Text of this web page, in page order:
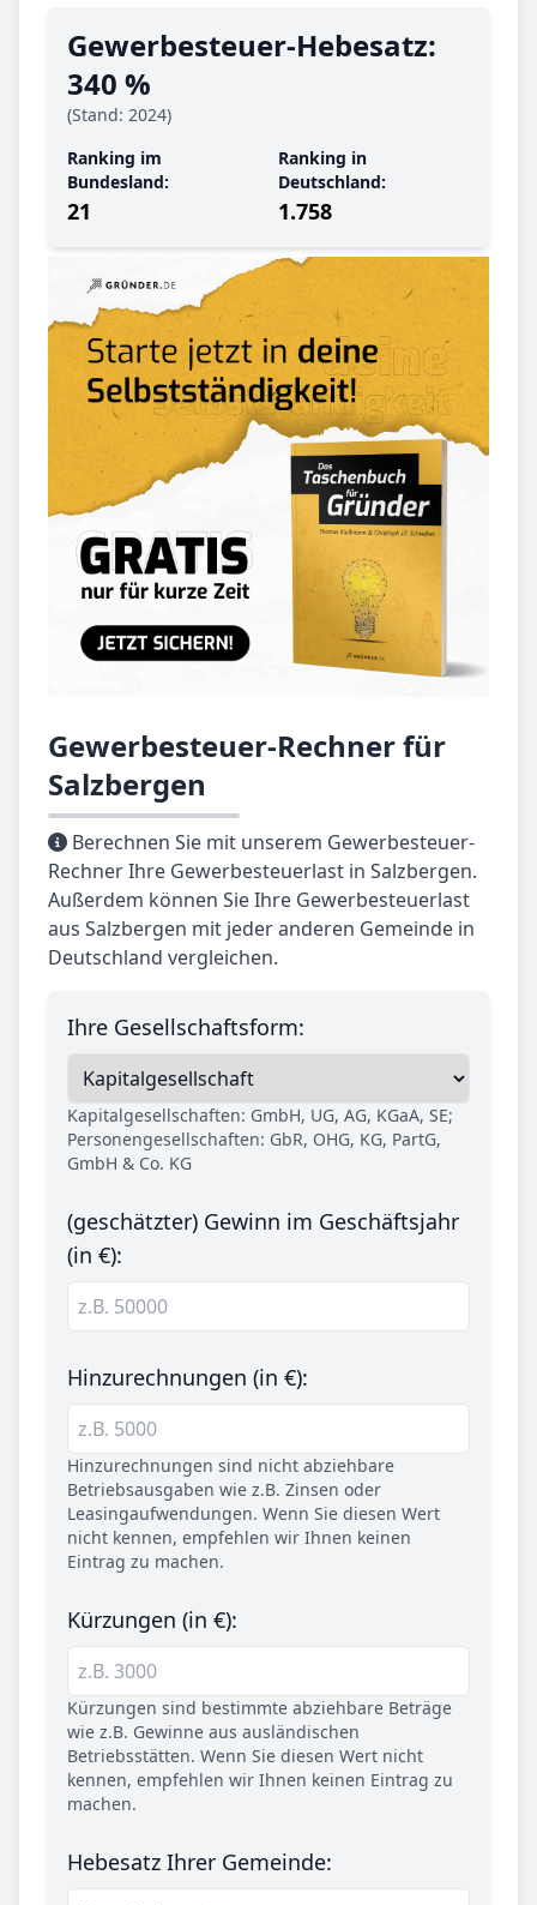
Gewerbe­steuer-Hebe­satz:
340 %
(Stand: 2024)
Ranking im
Bundesland:
21
Ranking in
Deutschland:
1.758
Gewerbesteuer-Rechner für
Salzbergen
Berechnen Sie mit unserem Gewerbesteuer-
Rechner Ihre Gewerbesteuerlast in Salzbergen.
Außerdem können Sie Ihre Gewerbesteuerlast
aus Salzbergen mit jeder anderen Gemeinde in
Deutschland vergleichen.
Ihre Gesellschaftsform:
Kapitalgesellschaften: GmbH, UG, AG, KGaA, SE;
Personengesellschaften: GbR, OHG, KG, PartG,
GmbH & Co. KG
(geschätzter) Gewinn im Geschäftsjahr
(in €):
Hinzurechnungen (in €):
Hinzurechnungen sind nicht abziehbare
Betriebsausgaben wie z.B. Zinsen oder
Leasingaufwendungen. Wenn Sie diesen Wert
nicht kennen, empfehlen wir Ihnen keinen
Eintrag zu machen.
Kürzungen (in €):
Kürzungen sind bestimmte abziehbare Beträge
wie z.B. Gewinne aus ausländischen
Betriebsstätten. Wenn Sie diesen Wert nicht
kennen, empfehlen wir Ihnen keinen Eintrag zu
machen.
Hebesatz Ihrer Gemeinde: